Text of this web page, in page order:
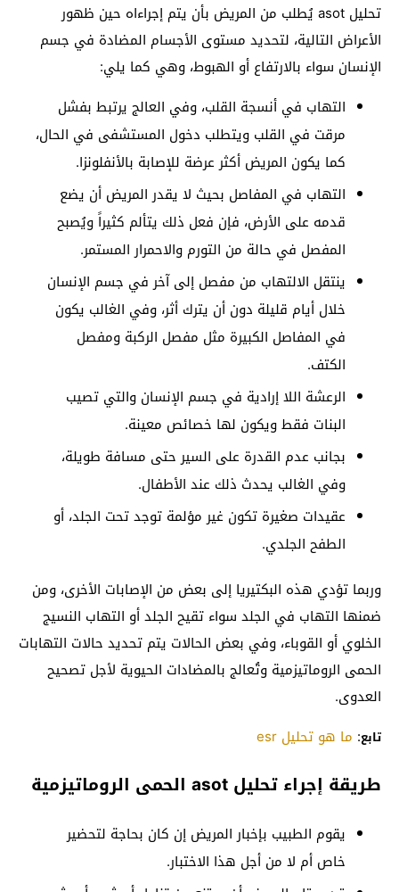
تحليل asot يُطلب من المريض بأن يتم إجراءاه حين ظهور
الأعراض التالية، لتحديد مستوى الأجسام المضادة في جسم
الإنسان سواء بالارتفاع أو الهبوط، وهي كما يلي:
التهاب في أنسجة القلب، وفي العالج يرتبط بفشل
مرقت في القلب ويتطلب دخول المستشفى في الحال،
كما يكون المريض أكثر عرضة للإصابة بالأنفلونزا.
التهاب في المفاصل بحيث لا يقدر المريض أن يضع
قدمه على الأرض، فإن فعل ذلك يتألم كثيراً ويُصبح
المفصل في حالة من التورم والاحمرار المستمر.
ينتقل الالتهاب من مفصل إلى آخر في جسم الإنسان
خلال أيام قليلة دون أن يترك أثر، وفي الغالب يكون
في المفاصل الكبيرة مثل مفصل الركبة ومفصل
الكتف.
الرعشة اللا إرادية في جسم الإنسان والتي تصيب
البنات فقط ويكون لها خصائص معينة.
بجانب عدم القدرة على السير حتى مسافة طويلة،
وفي الغالب يحدث ذلك عند الأطفال.
عقيدات صغيرة تكون غير مؤلمة توجد تحت الجلد، أو
الطفح الجلدي.
وربما تؤدي هذه البكتيريا إلى بعض من الإصابات الأخرى، ومن
ضمنها التهاب في الجلد سواء تقيح الجلد أو التهاب النسيج
الخلوي أو القوباء، وفي بعض الحالات يتم تحديد حالات التهابات
الحمى الروماتيزمية وتُعالج بالمضادات الحيوية لأجل تصحيح
العدوى.
تابع: ما هو تحليل esr
طريقة إجراء تحليل asot الحمى الروماتيزمية
يقوم الطبيب بإخبار المريض إن كان بحاجة لتحضير
خاص أم لا من أجل هذا الاختبار.